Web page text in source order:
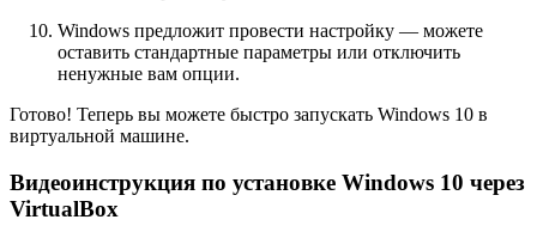
Windows предложит провести настройку — можете
оставить стандартные параметры или отключить
ненужные вам опции.
Готово! Теперь вы можете быстро запускать Windows 10 в
виртуальной машине.
Видеоинструкция по установке Windows 10 через
VirtualBox